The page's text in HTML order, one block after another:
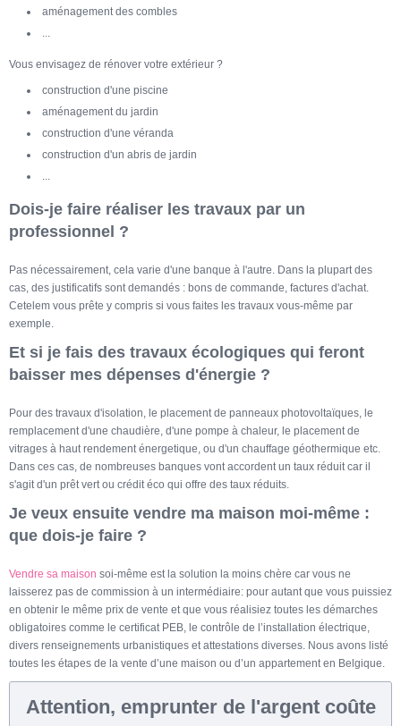
aménagement des combles
...
Vous envisagez de rénover votre extérieur ?
construction d'une piscine
aménagement du jardin
construction d'une véranda
construction d'un abris de jardin
...
Dois-je faire réaliser les travaux par un
professionnel ?
Pas nécessairement, cela varie d'une banque à l'autre. Dans la plupart des
cas, des justificatifs sont demandés : bons de commande, factures d'achat.
Cetelem vous prête y compris si vous faites les travaux vous-même par
exemple.
Et si je fais des travaux écologiques qui feront
baisser mes dépenses d'énergie ?
Pour des travaux d'isolation, le placement de panneaux photovoltaïques, le
remplacement d'une chaudière, d'une pompe à chaleur, le placement de
vitrages à haut rendement énergetique, ou d'un chauffage géothermique etc.
Dans ces cas, de nombreuses banques vont accordent un taux réduit car il
s'agit d'un prêt vert ou crédit éco qui offre des taux réduits.
Je veux ensuite vendre ma maison moi-même :
que dois-je faire ?
Vendre sa maison soi-même est la solution la moins chère car vous ne
laisserez pas de commission à un intermédiaire: pour autant que vous puissiez
en obtenir le même prix de vente et que vous réalisiez toutes les démarches
obligatoires comme le certificat PEB, le contrôle de l’installation électrique,
divers renseignements urbanistiques et attestations diverses. Nous avons listé
toutes les étapes de la vente d’une maison ou d’un appartement en Belgique.
Attention, emprunter de l'argent coûte